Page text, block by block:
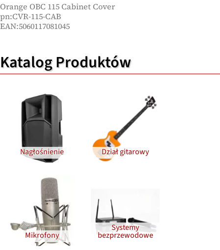
Orange OBC 115 Cabinet Cover
pn:CVR-115-CAB
EAN:5060117081045
Katalog Produktów
Nagłośnienie Dział gitarowy
Mikrofony
Systemy
bezprzewodowe